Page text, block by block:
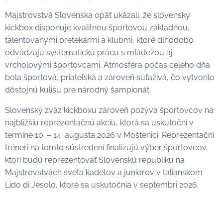
Majstrovstvá Slovenska opäť ukázali, že slovenský
kickbox disponuje kvalitnou športovou základňou,
talentovanými pretekármi a klubmi, ktoré dlhodobo
odvádzajú systematickú prácu s mládežou aj
vrcholovými športovcami. Atmosféra počas celého dňa
bola športová, priateľská a zároveň súťaživá, čo vytvorilo
dôstojnú kulisu pre národný šampionát.
Slovenský zväz kickboxu zároveň pozýva športovcov na
najbližšiu reprezentačnú akciu, ktorá sa uskutoční v
termíne 10. – 14. augusta 2026 v Moštenici. Reprezentační
tréneri na tomto sústredení finalizujú výber športovcov,
ktorí budú reprezentovať Slovenskú republiku na
Majstrovstvách sveta kadetov a juniorov v talianskom
Lido di Jesolo, ktoré sa uskutočnia v septembri 2026.